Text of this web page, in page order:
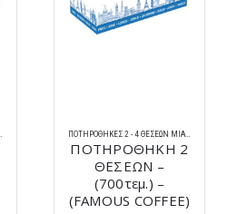
ΠΟΤΗΡΟΘΉΚΕΣ 2 - 4 ΘΈΣΕΩΝ ΜΊΑΣ ΧΡΉΣΗΣ
ΠΟΤΗΡΟΘΗΚΗ 2
ΘΕΣΕΩΝ –
(700τεμ.) –
(FAMOUS COFFEE)